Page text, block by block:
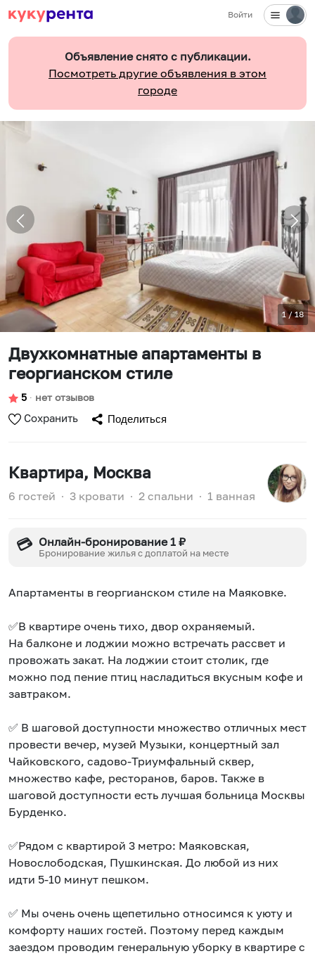
Войти
Объявление снято с публикации.
Посмотреть другие объявления в этом
городе
1/18
Двухкомнатные апартаменты в
георгианском стиле
5 ∙ нет отзывов
Сохранить Поделиться
Квартира, Москва
6 гостей ∙ 3 кровати ∙ 2 спальни ∙ 1 ванная
💳 Онлайн-бронирование 1 ₽
Бронирование жилья с доплатой на месте
Апартаменты в георгианском стиле на Маяковке.
✅В квартире очень тихо, двор охраняемый.
На балконе и лоджии можно встречать рассвет и
провожать закат. На лоджии стоит столик, где
можно под пение птиц насладиться вкусным кофе и
завтраком.
✅ В шаговой доступности множество отличных мест
провести вечер, музей Музыки, концертный зал
Чайковского, садово-Триумфальный сквер,
множество кафе, ресторанов, баров. Также в
шаговой доступности есть лучшая больница Москвы
Бурденко.
✅Рядом с квартирой 3 метро: Маяковская,
Новослободская, Пушкинская. До любой из них
идти 5-10 минут пешком.
✅ Мы очень очень щепетильно относимся к уюту и
комфорту наших гостей. Поэтому перед каждым
заездом проводим генеральную уборку в квартире с